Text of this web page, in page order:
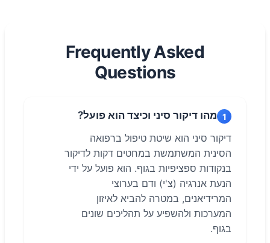
Frequently Asked
Questions
1 מהו דיקור סיני וכיצד הוא פועל?
דיקור סיני הוא שיטת טיפול ברפואה
הסינית המשתמשת במחטים דקות לדיקור
בנקודות ספציפיות בגוף. הוא פועל על ידי
הנעת אנרגיה (צ'י) ודם בערוצי
המרידיאנים, במטרה להביא לאיזון
המערכות ולהשפיע על תהליכים שונים
בגוף.